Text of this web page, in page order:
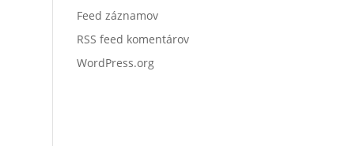
Feed záznamov
RSS feed komentárov
WordPress.org